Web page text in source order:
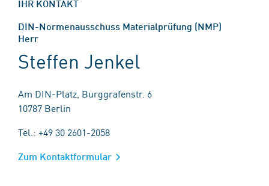
IHR KONTAKT
DIN-Normenausschuss Materialprüfung (NMP)
Herr
Steffen Jenkel
Am DIN-Platz, Burggrafenstr. 6
10787 Berlin
Tel.: +49 30 2601-2058
Zum Kontaktformular